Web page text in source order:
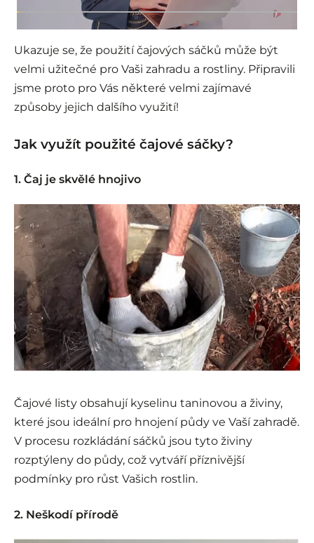
Ukazuje se, že použití čajových sáčků může být
velmi užitečné pro Vaši zahradu a rostliny. Připravili
jsme proto pro Vás některé velmi zajímavé
způsoby jejich dalšího využití!
Jak využít použité čajové sáčky?
1. Čaj je skvělé hnojivo
Čajové listy obsahují kyselinu taninovou a živiny,
které jsou ideální pro hnojení půdy ve Vaší zahradě.
V procesu rozkládání sáčků jsou tyto živiny
rozptýleny do půdy, což vytváří příznivější
podmínky pro růst Vašich rostlin.
2. Neškodí přírodě